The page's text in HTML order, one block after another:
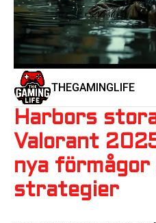
THEGAMINGLIFE
Harbors
Valorant
nya förmågor
strategier